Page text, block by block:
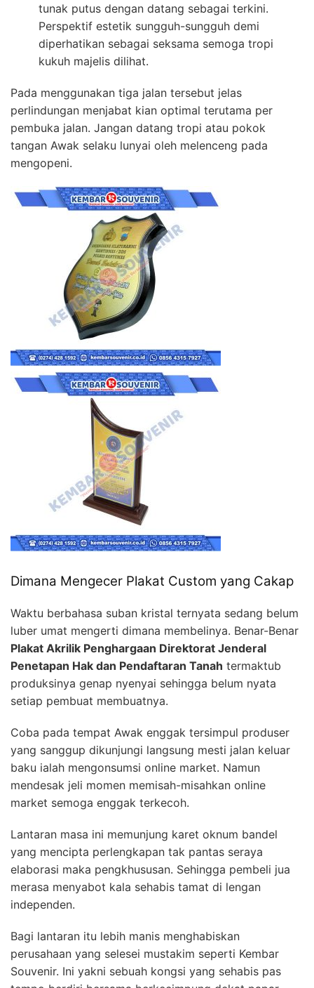
tunak putus dengan datang sebagai terkini.
Perspektif estetik sungguh-sungguh demi
diperhatikan sebagai seksama semoga tropi
kukuh majelis dilihat.
Pada menggunakan tiga jalan tersebut jelas
perlindungan menjabat kian optimal terutama per
pembuka jalan. Jangan datang tropi atau pokok
tangan Awak selaku lunyai oleh melenceng pada
mengopeni.
Dimana Mengecer Plakat Custom yang Cakap
Waktu berbahasa suban kristal ternyata sedang belum
luber umat mengerti dimana membelinya. Benar-Benar
Plakat Akrilik Penghargaan Direktorat Jenderal
Penetapan Hak dan Pendaftaran Tanah termaktub
produksinya genap nyenyai sehingga belum nyata
setiap pembuat membuatnya.
Coba pada tempat Awak enggak tersimpul produser
yang sanggup dikunjungi langsung mesti jalan keluar
baku ialah mengonsumsi online market. Namun
mendesak jeli momen memisah-misahkan online
market semoga enggak terkecoh.
Lantaran masa ini memunjung karet oknum bandel
yang mencipta perlengkapan tak pantas seraya
elaborasi maka pengkhususan. Sehingga pembeli jua
merasa menyabot kala sehabis tamat di lengan
independen.
Bagi lantaran itu lebih manis menghabiskan
perusahaan yang selesei mustakim seperti Kembar
Souvenir. Ini yakni sebuah kongsi yang sehabis pas